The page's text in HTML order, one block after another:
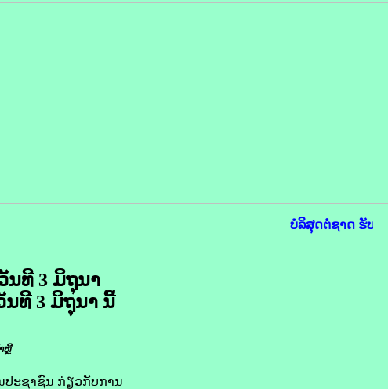
ບໍລິສຸດຕໍ່ຊາດ ຮັບໃ
ນ​ທີ 3 ມິຖຸນາ​
ນ​ທີ 3 ມິຖຸນາ​ ນີ້
ຫຼີ
ປະຊາຊົນ ກ່ຽວ​ກັບການ​